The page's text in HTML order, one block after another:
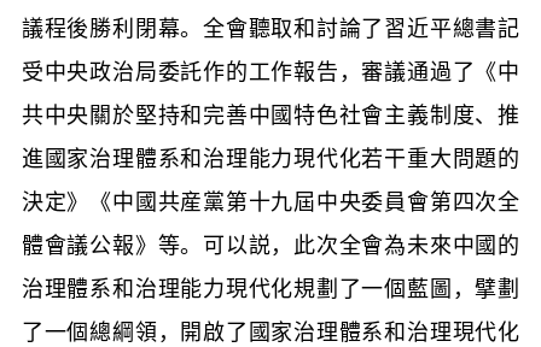
議程後勝利閉幕。全會聽取和討論了習近平總書記
受中央政治局委託作的工作報告，審議通過了《中
共中央關於堅持和完善中國特色社會主義制度、推
進國家治理體系和治理能力現代化若干重大問題的
決定》《中國共産黨第十九屆中央委員會第四次全
體會議公報》等。可以説，此次全會為未來中國的
治理體系和治理能力現代化規劃了一個藍圖，擘劃
了一個總綱領，開啟了國家治理體系和治理現代化